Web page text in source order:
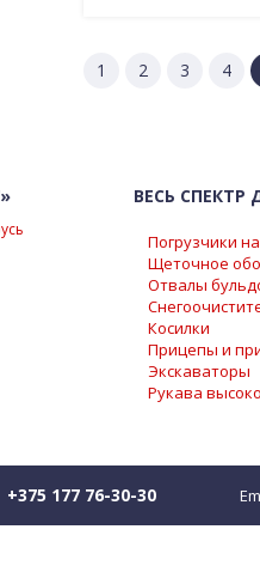
ГДЕ
1 2 3 4
ВЕСЬ
Погрузчики
Щеточное
Отвалы
Косилки
Прицепы и
Экскаваторы
Рукава
+375 177 76-30-30